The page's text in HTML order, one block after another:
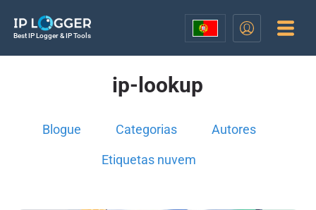
Best IP Logger & IP Tools
ip-lookup
Blogue Categorias Autores
Etiquetas nuvem